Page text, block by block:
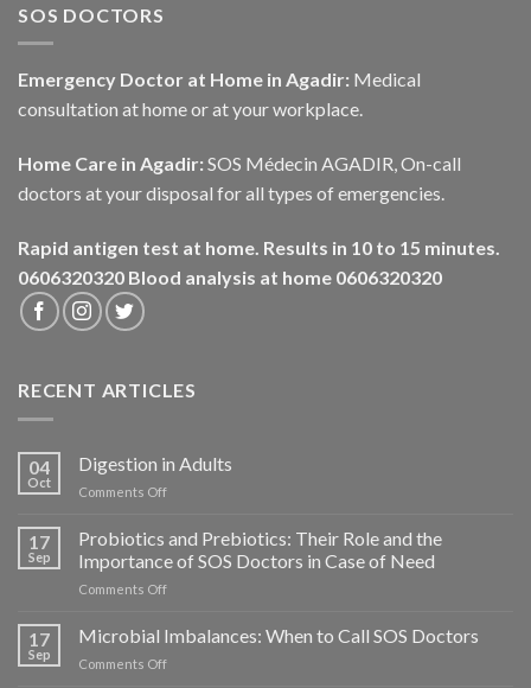
SOS DOCTORS
Emergency Doctor at Home in Agadir: Medical
consultation at home or at your workplace.
Home Care in Agadir: SOS Médecin AGADIR, On-call
doctors at your disposal for all types of emergencies.
Rapid antigen test at home. Results in 10 to 15 minutes.
0606320320 Blood analysis at home 0606320320
RECENT ARTICLES
04
Oct
Digestion in Adults
Comments Offon
Digestion
chez
l’Adulte
17
Sep
Probiotics and Prebiotics: Their Role and the
Importance of SOS Doctors in Case of Need
Comments Offon
et
Prébiotiques
:
17
Sep
Microbial Imbalances: When to Call SOS Doctors
Comments Offon